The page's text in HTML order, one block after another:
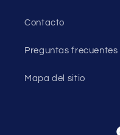
Contacto
Preguntas frecuentes
Mapa del sitio